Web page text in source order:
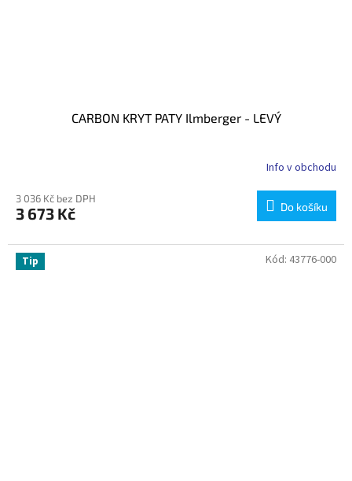
CARBON KRYT PATY Ilmberger - LEVÝ
Info v obchodu
3 036 Kč bez DPH
3 673 Kč Do košíku
Tip Kód: 43776-000